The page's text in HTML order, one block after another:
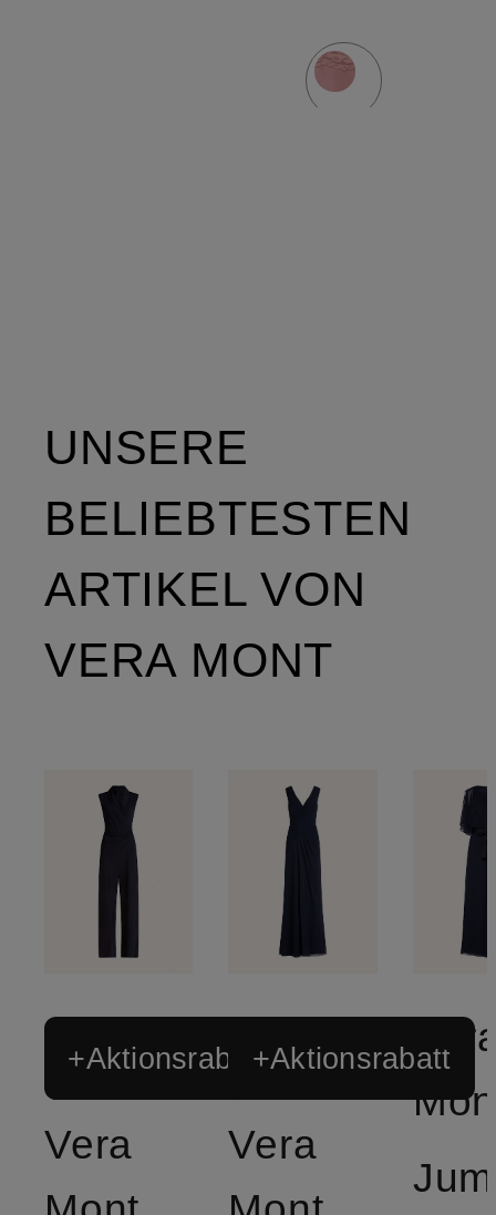
UNSERE
BELIEBTESTEN
ARTIKEL VON
VERA MONT
+Aktionsrabatt
Vera
+Aktionsrabatt
Vera